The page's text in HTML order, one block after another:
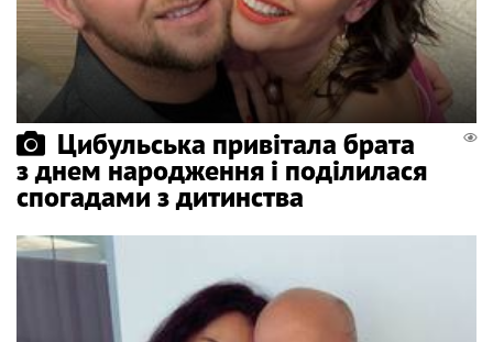
Цибульська привітала брата
з днем народження і поділилася
спогадами з дитинства